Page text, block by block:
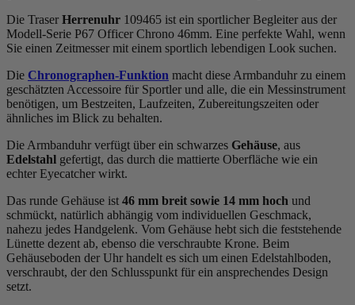
Die Traser Herrenuhr 109465 ist ein sportlicher Begleiter aus der
Modell-Serie P67 Officer Chrono 46mm. Eine perfekte Wahl, wenn
Sie einen Zeitmesser mit einem sportlich lebendigen Look suchen.
Die Chronographen-Funktion macht diese Armbanduhr zu einem
geschätzten Accessoire für Sportler und alle, die ein Messinstrument
benötigen, um Bestzeiten, Laufzeiten, Zubereitungszeiten oder
ähnliches im Blick zu behalten.
Die Armbanduhr verfügt über ein schwarzes Gehäuse, aus
Edelstahl gefertigt, das durch die mattierte Oberfläche wie ein
echter Eyecatcher wirkt.
Das runde Gehäuse ist 46 mm breit sowie 14 mm hoch und
schmückt, natürlich abhängig vom individuellen Geschmack,
nahezu jedes Handgelenk. Vom Gehäuse hebt sich die feststehende
Lünette dezent ab, ebenso die verschraubte Krone. Beim
Gehäuseboden der Uhr handelt es sich um einen Edelstahlboden,
verschraubt, der den Schlusspunkt für ein ansprechendes Design
setzt.